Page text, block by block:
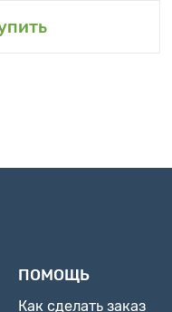
ПОМОЩЬ
Как сделать заказ